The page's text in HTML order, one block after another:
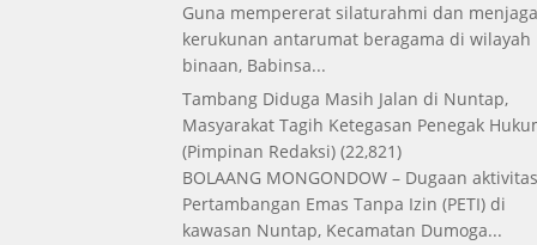
Guna mempererat silaturahmi dan menjaga
kerukunan antarumat beragama di wilayah
binaan, Babinsa...
Tambang Diduga Masih Jalan di Nuntap,
Masyarakat Tagih Ketegasan Penegak
(Pimpinan Redaksi) (22,821)
BOLAANG MONGONDOW – Dugaan aktivitas
Pertambangan Emas Tanpa Izin (PETI) di
kawasan Nuntap, Kecamatan Dumoga...